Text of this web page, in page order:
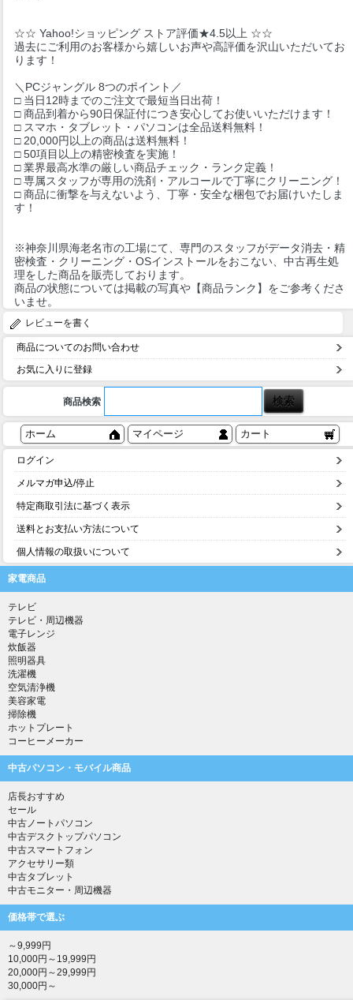
☆☆ Yahoo!ショッピング ストア評価★4.5以上 ☆☆
過去にご利用のお客様から嬉しいお声や高評価を沢山いただいてお
ります！
＼PCジャングル 8つのポイント／
□ 当日12時までのご注文で最短当日出荷！
□ 商品到着から90日保証付につき安心してお使いいただけます！
□ スマホ・タブレット・パソコンは全品送料無料！
□ 20,000円以上の商品は送料無料！
□ 50項目以上の精密検査を実施！
□ 業界最高水準の厳しい商品チェック・ランク定義！
□ 専属スタッフが専用の洗剤・アルコールで丁寧にクリーニング！
□ 商品に衝撃を与えないよう、丁寧・安全な梱包でお届けいたしま
す！
※神奈川県海老名市の工場にて、専門のスタッフがデータ消去・精
密検査・クリーニング・OSインストールをおこない、中古再生処
理をした商品を販売しております。
商品の状態については掲載の写真や【商品ランク】をご参考くださ
いませ。
レビューを書く
商品についてのお問い合わせ
お気に入りに登録
商品検索
ホーム マイページ カート
ログイン
メルマガ申込/停止
特定商取引法に基づく表示
送料とお支払い方法について
個人情報の取扱いについて
家電商品
テレビ
テレビ・周辺機器
電子レンジ
炊飯器
照明器具
洗濯機
空気清浄機
美容家電
掃除機
ホットプレート
コーヒーメーカー
中古パソコン・モバイル商品
店長おすすめ
セール
中古ノートパソコン
中古デスクトップパソコン
中古スマートフォン
アクセサリー類
中古タブレット
中古モニター・周辺機器
価格帯で選ぶ
～9,999円
10,000円～19,999円
20,000円～29,999円
30,000円～